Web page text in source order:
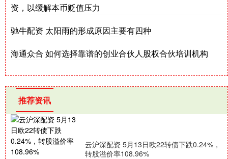
资，以缓解本币贬值压力
驰牛配资 太阳雨的形成原因主要有四种
海通众合 如何选择靠谱的创业合伙人股权合伙培训机构
推荐资讯
云沪深配资 5月13日欧22转债下跌0.24%，
转股溢价率108.96%